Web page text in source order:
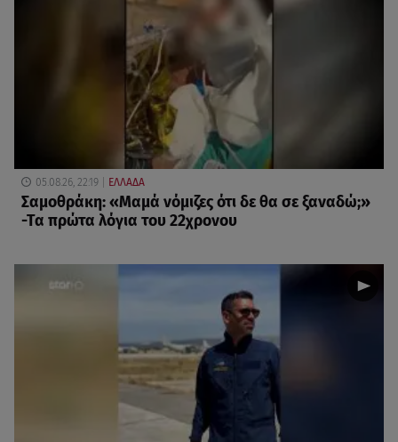
05.08.26, 22:19 ΕΛΛΑΔΑ
Σαμοθράκη: «Μαμά νόμιζες ότι δε θα σε ξαναδώ;»
-Τα πρώτα λόγια του 22χρονου